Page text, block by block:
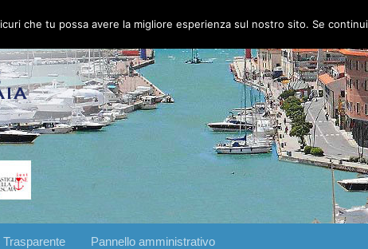
Pannello amministrativo
che tu possa avere la migliore esperienza sul nostro sito. Se